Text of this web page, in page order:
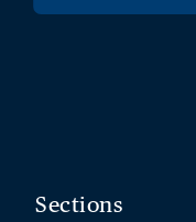
Sections